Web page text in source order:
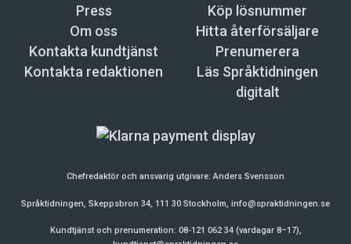
Press
Köp lösnummer
Om oss
Hitta återförsäljare
Kontakta kundtjänst
Prenumerera
Kontakta redaktionen
Läs Språktidningen
digitalt
Chefredaktör och ansvarig utgivare:Anders Svensson
Språktidningen, Skeppsbron 34, 111 30 Stockholm, info@spraktidningen.se
Kundtjänst och prenumeration: 08-121 062 34 (vardagar 8–17),